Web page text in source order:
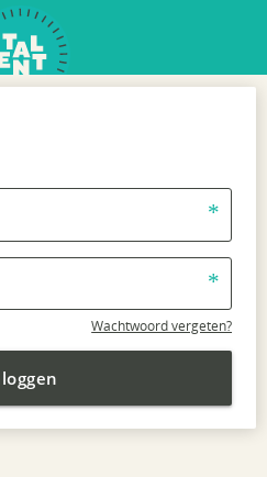
Wachtwoord vergeten?